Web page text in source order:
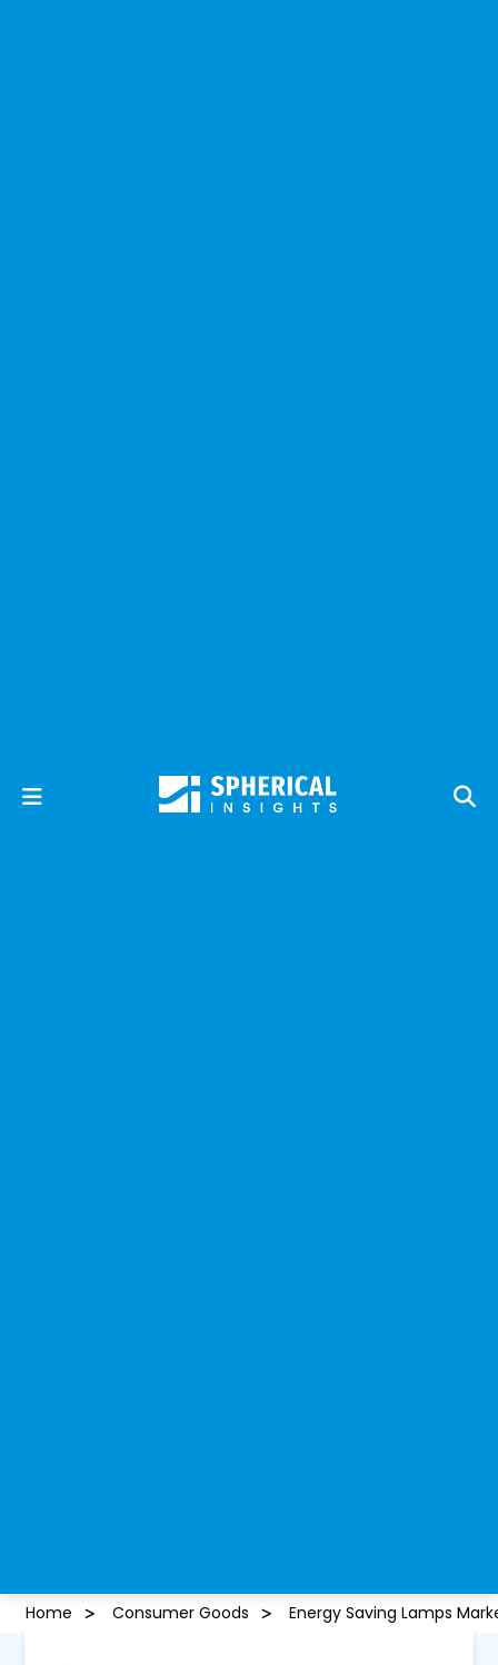
Home Consumer Goods Energy Saving Lamps